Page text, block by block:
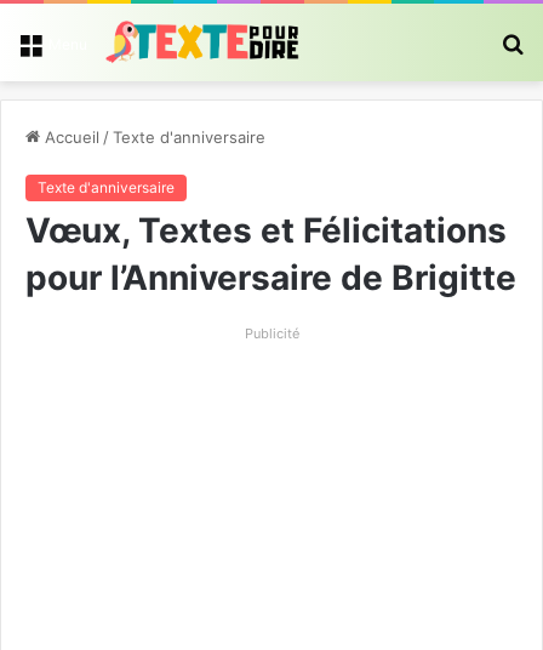
Accueil /Texte d'anniversaire
Texte d'anniversaire
Vœux, Textes et Félicitations
pour l’Anniversaire de Brigitte
Publicité